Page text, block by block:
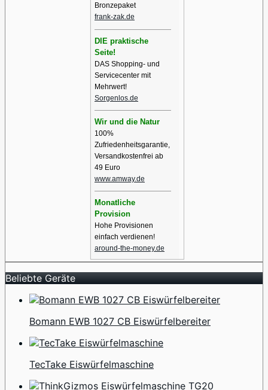
Bronzepaket
frank-zak.de
DIE praktische
Seite!
DAS Shopping- und
Servicecenter mit
Mehrwert!
Sorgenlos.de
Wir und die Natur
100%
Zufriedenheitsgarantie,
Versandkostenfrei ab
49 Euro
www.amway.de
Monatliche
Provision
Hohe Provisionen
einfach verdienen!
around-the-money.de
Beliebte Geräte
Bomann EWB 1027 CB Eiswürfelbereiter
TecTake Eiswürfelmaschine